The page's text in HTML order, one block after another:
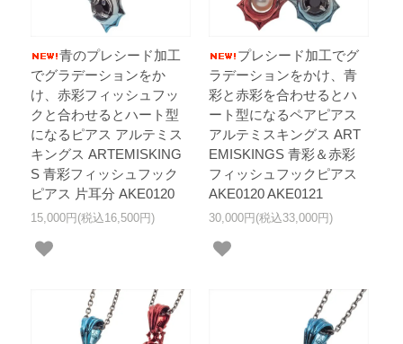
青のプレシード加工
でグラデーションをか
け、赤彩フィッシュフッ
クと合わせるとハート型
になるピアス アルテミス
キングス ARTEMISKING
S 青彩フィッシュフック
ピアス 片耳分 AKE0120
15,000円(税込16,500円)
プレシード加工でグ
ラデーションをかけ、青
彩と赤彩を合わせるとハ
ート型になるペアピアス
アルテミスキングス ART
EMISKINGS 青彩＆赤彩
フィッシュフックピアス
AKE0120 AKE0121
30,000円(税込33,000円)